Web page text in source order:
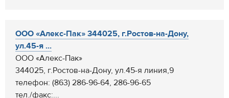
ООО «Алекс-Пак» 344025, г.Ростов-на-Дону,
ул.45-я ...
ООО «Алекс-Пак»
344025, г.Ростов-на-Дону, ул.45-я линия,9
телефон: (863) 286-96-64, 286-96-65
тел./факс:...